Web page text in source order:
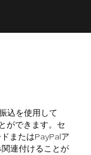
込を使用して
ができます。セ
またはPayPalア
連付けることが